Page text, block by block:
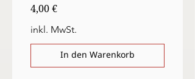
Preis
4,00 €
inkl. MwSt.
In den Warenkorb